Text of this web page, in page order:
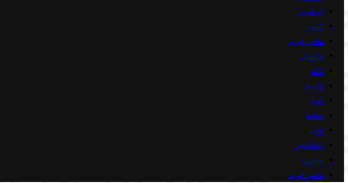
اہم خبریں
کشمیر
مقامی خبریں
پاکستان
کالمز
کاروبار
کھیل
صحت
تعلیم
ٹیکنالوجی
سیاست
عالمی خبریں